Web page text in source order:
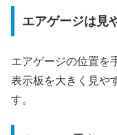
エアゲージは見
エアゲージの位置を
表示板を大きく見や
す。